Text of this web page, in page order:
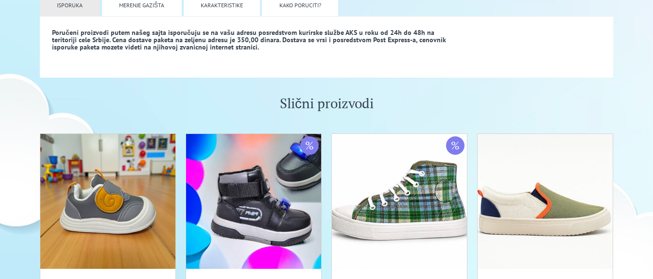
ISPORUKA MERENJE GAZIŠTA KARAKTERISTIKE KAKO PORUCITI?
Poručeni proizvodi putem našeg sajta isporučuju se na vašu adresu posredstvom kurirske službe AKS u roku od 24h do 48h na
teritoriji cele Srbije. Cena dostave paketa na zeljenu adresu je 350,00 dinara. Dostava se vrsi i posredstvom Post Express-a, cenovnik
isporuke paketa mozete videti na njihovoj zvanicnoj internet stranici.
Slični proizvodi
% %